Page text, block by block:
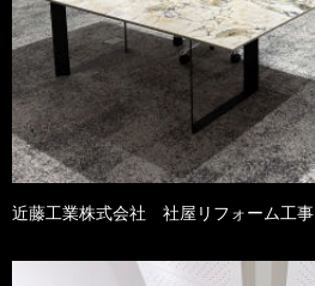
近藤工業株式会社 社屋リフォーム工事